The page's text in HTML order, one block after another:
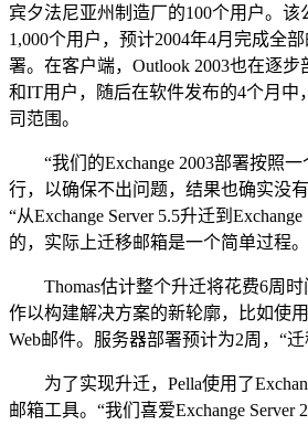
宾夕法尼亚州制造厂的100个用户。该
1,000个用户，预计2004年4月完成全
署。在客户端，Outlook 2003也在逐
和IT用户，随后在软件发布的4个月中
司范围。
“我们的Exchange 2003部署按照一
行，以确保不出问题，结果也确实没有
“从Exchange Server 5.5升迁到
的，实际上迁移邮箱是一个简单过程
Thomas估计整个升迁将花费6周时
作以构建解决方案的新轮廓，比如使用
Web邮件。服务器部署预计为2周，“
为了实现升迁，Pella使用了
邮箱工具。“我们喜爱Exchange Server